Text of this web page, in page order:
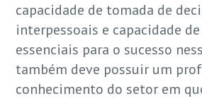
capacidade de tomada de
interpessoais e capacidade
essenciais para o sucesso
também deve possuir um
conhecimento do setor em